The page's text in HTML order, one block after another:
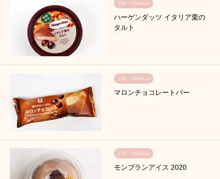
200～299kcal
ハーゲンダッツ イタリア栗の
タルト
200～299kcal
マロンチョコレートバー
200～299kcal
モンブランアイス 2020